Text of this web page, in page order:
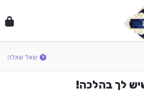
שאל שאלה
לך בהלכה!